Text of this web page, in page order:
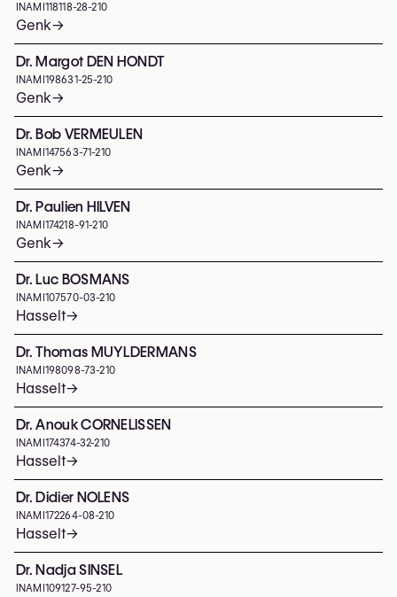
INAMI 118118-28-210
Genk→
Dr. Margot DEN HONDT
INAMI 198631-25-210
Genk→
Dr. Bob VERMEULEN
INAMI 147563-71-210
Genk→
Dr. Paulien HILVEN
INAMI 174218-91-210
Genk→
Dr. Luc BOSMANS
INAMI 107570-03-210
Hasselt→
Dr. Thomas MUYLDERMANS
INAMI 198098-73-210
Hasselt→
Dr. Anouk CORNELISSEN
INAMI 174374-32-210
Hasselt→
Dr. Didier NOLENS
INAMI 172264-08-210
Hasselt→
Dr. Nadja SINSEL
INAMI 109127-95-210